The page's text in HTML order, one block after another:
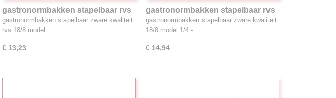
gastronormbakken stapelbaar rvs
18/8, 2.8L 1/4GN
gastronormbakken stapelbaar zware kwaliteit
rvs 18/8 model…
€ 13,23
gastronormbakken stapelbaar rvs
18/8, 4.1L 1/4GN
gastronormbakken stapelbaar zware kwaliteit
18/8 model 1/4 -…
€ 14,94